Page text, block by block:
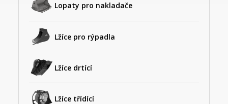
Lopaty pro nakladače
Lžíce pro rýpadla
Lžíce drtící
Lžíce třídící